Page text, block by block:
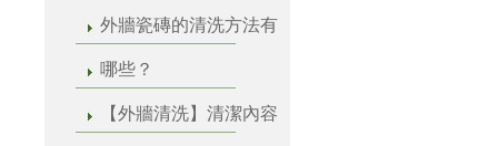
外牆瓷磚的清洗方法有
哪些？
【外牆清洗】清潔內容